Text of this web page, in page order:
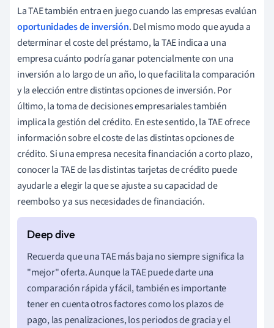
La TAE también entra en juego cuando las empresas evalúan
oportunidades de inversión. Del mismo modo que ayuda a
determinar el coste del préstamo, la TAE indica a una
empresa cuánto podría ganar potencialmente con una
inversión a lo largo de un año, lo que facilita la comparación
y la elección entre distintas opciones de inversión. Por
último, la toma de decisiones empresariales también
implica la gestión del crédito. En este sentido, la TAE ofrece
información sobre el coste de las distintas opciones de
crédito. Si una empresa necesita financiación a corto plazo,
conocer la TAE de las distintas tarjetas de crédito puede
ayudarle a elegir la que se ajuste a su capacidad de
reembolso y a sus necesidades de financiación.
Recuerda que una TAE más baja no siempre significa la
"mejor" oferta. Aunque la TAE puede darte una
comparación rápida y fácil, también es importante
tener en cuenta otros factores como los plazos de
pago, las penalizaciones, los periodos de gracia y el